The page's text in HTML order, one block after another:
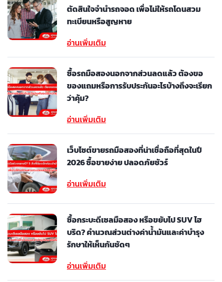
ตัดสินใจจำนำรถจอด เพื่อไม่ให้รถโดนสวม
ทะเบียนหรือสูญหาย
อ่านเพิ่มเติม
ซื้อรถมือสองนอกจากส่วนลดแล้ว ต้องขอ
ของแถมหรือการรับประกันอะไรบ้างถึงจะเรียก
ว่าคุ้ม?
อ่านเพิ่มเติม
เว็บไซต์ขายรถมือสองที่น่าเชื่อถือที่สุดในปี
2026 ซื้อขายง่าย ปลอดภัยชัวร์
อ่านเพิ่มเติม
ซื้อกระบะดีเซลมือสอง หรือขยับไป SUV ไฮ
บริด? คำนวณส่วนต่างค่าน้ำมันและค่าบำรุง
รักษาให้เห็นกันชัดๆ
อ่านเพิ่มเติม